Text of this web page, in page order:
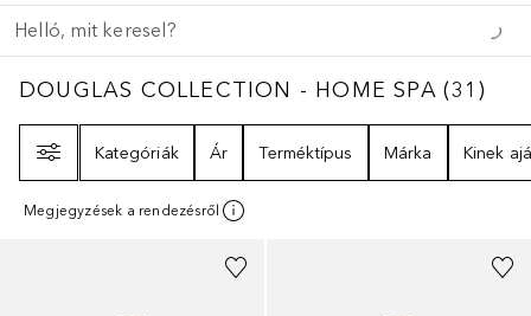
DOUGLAS COLLECTION - HOME SPA 31
DOUGLAS COLLECTION - HOME SPA (31 )
Kategóriák
Ár Terméktípus Márka Kinek
Megjegyzések a rendezésről